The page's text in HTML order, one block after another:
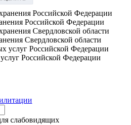
Российской Федерации
Свердловской области
Российской Федерации
слабовидящих